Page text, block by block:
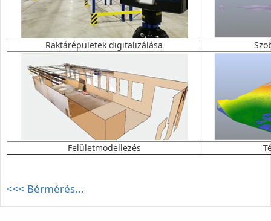
Raktárépületek digitalizálása
Felületmodellezés
<<< Bérmérés...